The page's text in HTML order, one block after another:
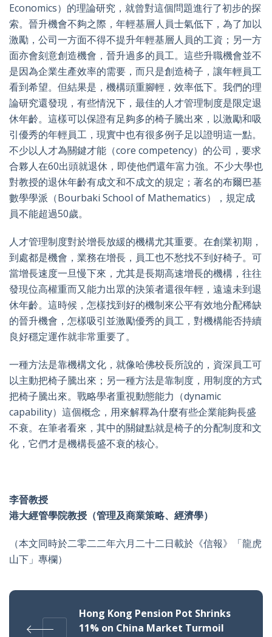
Economics）的理論研究，就曾對這個問題進行了初步的探
索。晉升機會不夠之際，年輕基層人員士氣低下，為了加以
激勵，公司一方面不得不提升年輕基層人員的工資；另一方
面亦會刻意創造機會，晉升過多的員工。這些升職機會並不
是因為企業生產效率的需要，而只是創造椅子，讓年輕員工
看到希望。但結果是，機構頭重腳輕，效率低下。我們的理
論研究還發現，有些情況下，最佳的人才管理制度是限定退
休年齡。這樣可以保證有足夠多的椅子騰出來，以激勵和吸
引優秀的年輕員工，現實中也有很多例子足以證明這一點。
不少以人才為關鍵才能（core competency）的公司，要求
合夥人在60出頭就退休，即使他們還年富力強。不少大學也
對教授的退休年齡有成文和不成文的規定；著名的布爾巴基
數學學派（Bourbaki School of Mathematics），規定成
員不能超過50歲。
人才管理制度對於增長放緩的機構尤其重要。在創業初期，
到處都是機會，業務在增長，員工也不愁找不到好椅子。可
當增長速度一旦慢下來，尤其是長期高速增長的機構，往往
發現位高權重而又能力出眾的決策者還很年輕，遠遠未到退
休年齡。這時候，怎樣找到好的機制來公平有效地分配稀缺
的晉升機會，怎樣吸引並激勵優秀的員工，對機構能否持續
良好穩定運作就非常重要了。
一種方法是靠機構文化，就像哈佛校長所說的，資深員工可
以主動把椅子騰出來；另一種方法是靠制度，用制度的方式
把椅子騰出來。戰略學者重視動態能力（dynamic
capability）這個概念，用來解釋為什麼有些企業能夠長盛
不衰。在筆者看來，其中的關鍵點就是椅子的分配制度和文
化，它們才是機構長盛不衰的核心。
李晉教授
港大經管學院教授（管理及商業策略、 經濟學）
（本文同時於二零二二年六月二十二日載於《信報》「龍虎
山下」專欄）
Hong Kong Pension Pot Shrinks
11% on China Market Turmoil